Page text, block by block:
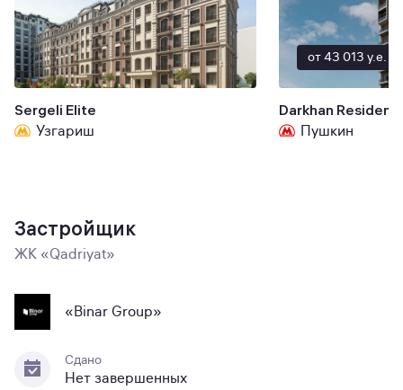
Sergeli Elite
Узгариш
от 43 013 y.e.
Darkhan
Пушкин
Застройщик
ЖК «Qadriyat»
«Binar Group»
Сдано
Нет завершенных